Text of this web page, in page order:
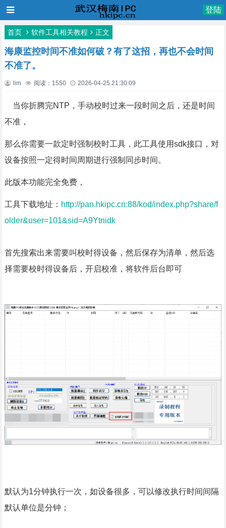
登陆
首页 软件工具相关教程 正文
海康监控时间不准如何破？有了这招，再也不会时间
不准了。
lim 阅读：1550 2026-04-25 21:30:09
当你折腾完NTP，手动校时过来一段时间之后，还是时间
不准，
那么你需要一款定时强制校时工具，此工具使用sdk接口，对
设备按照一定得时间周期进行强制同步时间。
此版本功能完全免费，
工具下载地址： http://pan.hkipc.cn:88/kod/index.php?share/f
older&user=101&sid=A9Ytnidk
首先搜索出来需要叫校时得设备，然后保存为清单，然后选
择需要校时得设备后，开启校准，将软件后台即可
默认为1分钟执行一次，如设备很多，可以修改执行时间间隔
默认单位是分钟；